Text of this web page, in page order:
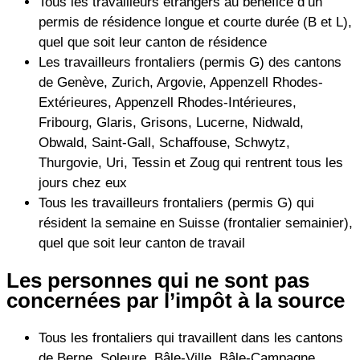
permis de résidence longue et courte durée (B et L),
quel que soit leur canton de résidence
Les travailleurs frontaliers (permis G) des cantons
de Genève, Zurich, Argovie, Appenzell Rhodes-
Extérieures, Appenzell Rhodes-Intérieures,
Fribourg, Glaris, Grisons, Lucerne, Nidwald,
Obwald, Saint-Gall, Schaffouse, Schwytz,
Thurgovie, Uri, Tessin et Zoug qui rentrent tous les
jours chez eux
Tous les travailleurs frontaliers (permis G) qui
résident la semaine en Suisse (frontalier semainier),
quel que soit leur canton de travail
Les personnes qui ne sont pas
concernées par l’impôt à la source
Tous les frontaliers qui travaillent dans les cantons